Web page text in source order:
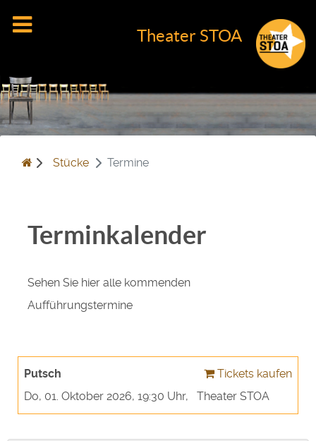
Theater STOA
Stücke Termine
Terminkalender
Sehen Sie hier alle kommenden
Aufführungstermine
Putsch
Tickets kaufen
Do, 01. Oktober 2026, 19:30 Uhr, Theater STOA